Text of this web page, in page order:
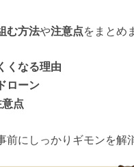
む方法や注意点をまとめ
くなる理由
ローン
点
にしっかりギモンを解